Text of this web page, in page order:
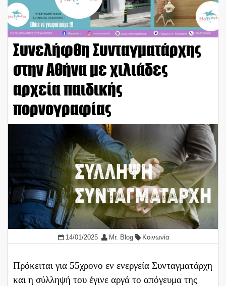
Συνελήφθη Συνταγματάρχης
στην Αθήνα με χιλιάδες
αρχεία παιδικής
πορνογραφίας
14/01/2025 Mr. Blog Κοινωνία
Πρόκειται για 55χρονο εν ενεργεία Συνταγματάρχη
και η σύλληψή του έγινε αργά το απόγευμα της